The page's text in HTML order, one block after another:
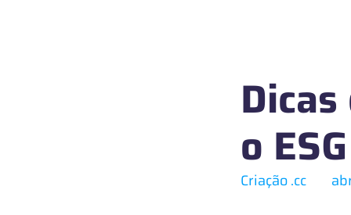
o
Criação .cc